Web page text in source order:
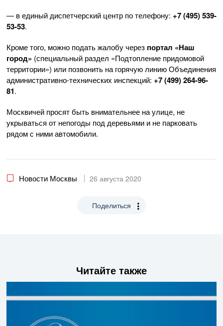
— в единый диспетчерский центр по телефону: +7 (495) 539-
53-53.
Кроме того, можно подать жалобу через портал «Наш
город» (специальный раздел «Подтопление придомовой
территории») или позвонить на горячую линию Объединения
административно-технических инспекций: +7 (499) 264-96-
81.
Москвичей просят быть внимательнее на улице, не
укрываться от непогоды под деревьями и не парковать
рядом с ними автомобили.
Новости Москвы 26 августа 2020
Поделиться
Читайте также